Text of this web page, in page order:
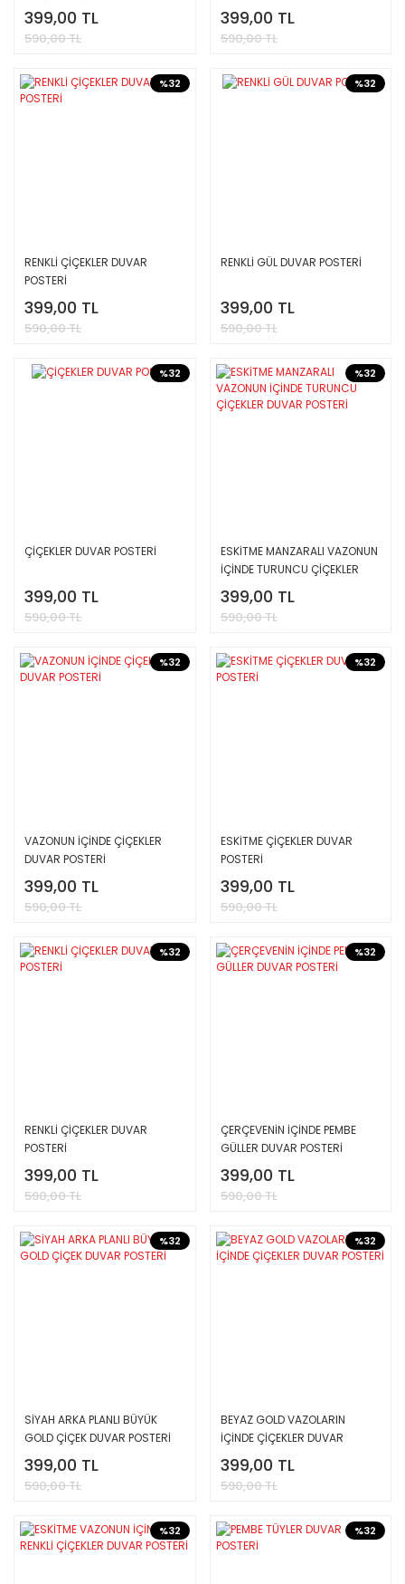
OYUNCULARI DUVAR POSTERİ
399,00 TL
590,00 TL
399,00 TL
590,00 TL
%32
RENKLİ ÇİÇEKLER DUVAR
POSTERİ
399,00 TL
590,00 TL
%32
RENKLİ GÜL DUVAR POSTERİ
399,00 TL
590,00 TL
%32
ÇİÇEKLER DUVAR POSTERİ
399,00 TL
590,00 TL
%32
ESKİTME MANZARALI VAZONUN
İÇİNDE TURUNCU ÇİÇEKLER
DUVAR POSTERİ
399,00 TL
590,00 TL
%32
VAZONUN İÇİNDE ÇİÇEKLER
DUVAR POSTERİ
399,00 TL
590,00 TL
%32
ESKİTME ÇİÇEKLER DUVAR
POSTERİ
399,00 TL
590,00 TL
%32
RENKLİ ÇİÇEKLER DUVAR
POSTERİ
399,00 TL
590,00 TL
%32
ÇERÇEVENİN İÇİNDE PEMBE
GÜLLER DUVAR POSTERİ
399,00 TL
590,00 TL
%32
SİYAH ARKA PLANLI BÜYÜK
GOLD ÇİÇEK DUVAR POSTERİ
399,00 TL
590,00 TL
%32
BEYAZ GOLD VAZOLARIN
İÇİNDE ÇİÇEKLER DUVAR
POSTERİ
399,00 TL
590,00 TL
%32 %32